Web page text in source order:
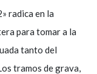
radica en la
para tomar a la
tanto del
tramos de grava,